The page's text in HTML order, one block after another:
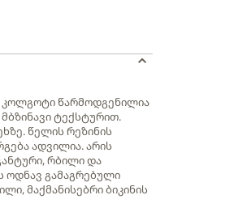
კოლგოტი წარმოდგენილია
ტექსტურით.
წელის რეზინის
ადვილია. არის
რბილი და
ოდნავ გამაგრებული
მაქმანისებრი ბიკინის